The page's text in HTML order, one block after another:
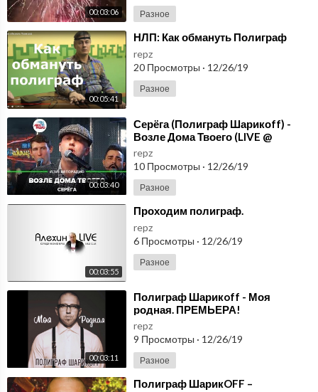
00:03:06 Разное
00:05:41
⁣НЛП: Как обмануть Полиграф
repz
20 Просмотры · 12/26/19
Разное
00:03:40
⁣Серёга (Полиграф Шарикоff) -
Возле Дома Твоего (LIVE @
Авторадио)
repz
10 Просмотры · 12/26/19
Разное
00:03:55
⁣Проходим полиграф.
repz
6 Просмотры · 12/26/19
Разное
00:03:11
⁣Полиграф Шарикoff - Моя
родная. ПРЕМЬЕРА!
repz
9 Просмотры · 12/26/19
Разное
⁣Полиграф ШарикOFF –